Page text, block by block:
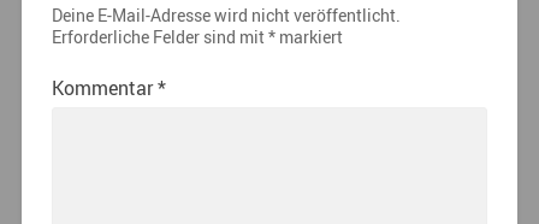
Deine E-Mail-Adresse wird nicht veröffentlicht.
Erforderliche Felder sind mit*markiert
Kommentar*